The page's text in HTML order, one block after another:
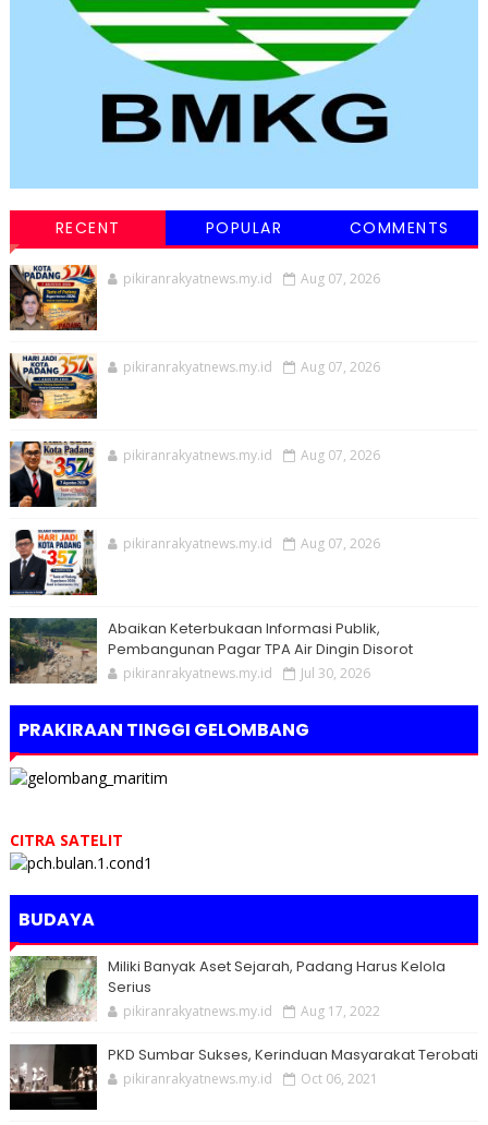
RECENT POPULAR COMMENTS
pikiranrakyatnews.my.id Aug 07, 2026
pikiranrakyatnews.my.id Aug 07, 2026
pikiranrakyatnews.my.id Aug 07, 2026
pikiranrakyatnews.my.id Aug 07, 2026
Abaikan Keterbukaan Informasi Publik,
Pembangunan Pagar TPA Air Dingin Disorot
pikiranrakyatnews.my.id Jul 30, 2026
PRAKIRAAN TINGGI GELOMBANG
CITRA SATELIT
BUDAYA
Miliki Banyak Aset Sejarah, Padang Harus Kelola
Serius
pikiranrakyatnews.my.id Aug 17, 2022
PKD Sumbar Sukses, Kerinduan Masyarakat Terobati
pikiranrakyatnews.my.id Oct 06, 2021